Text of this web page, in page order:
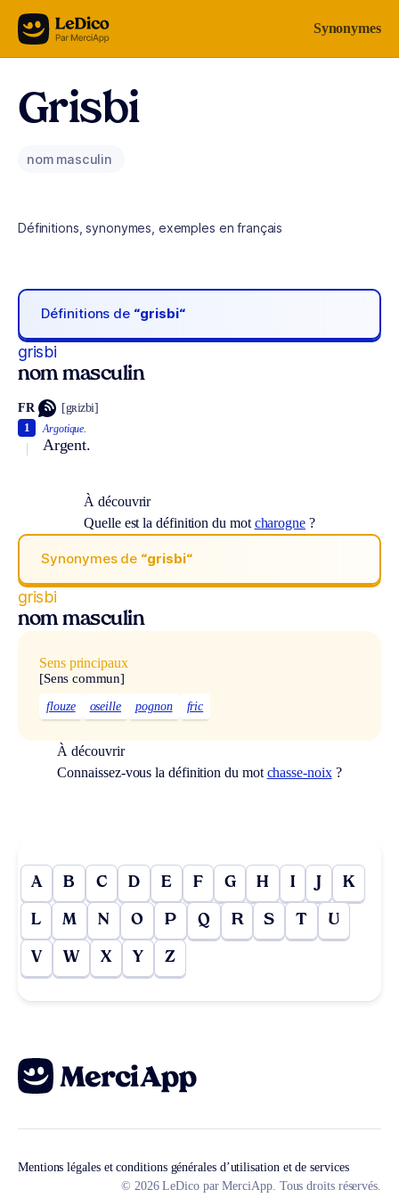
Aller au contenu Synonymes
Grisbi
nom masculin
Définitions, synonymes, exemples en français
Définitions de “grisbi“
grisbi
nom masculin
FR [gʀizbi]
Argotique.
Argent.
1
À découvrir
Quelle est la définition du mot charogne?
Synonymes de “grisbi“
grisbi
nom masculin
Sens principaux
[Sens commun]
flouze oseille pognon fric
À découvrir
Connaissez-vous la définition du mot chasse-noix?
A B C D E F G H I J K
L M N O P Q R S T U
V W X Y Z
Mentions légales et conditions générales d’utilisation et de services
© 2026 LeDico par MerciApp. Tous droits réservés.